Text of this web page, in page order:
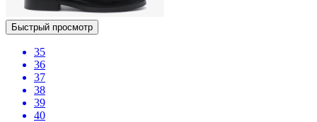
Быстрый просмотр
35
36
37
38
39
40